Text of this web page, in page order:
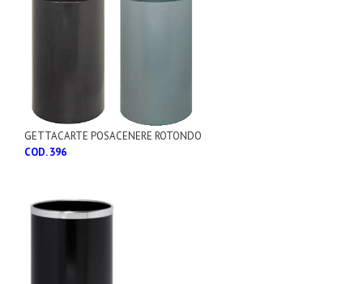
GETTACARTE POSACENERE ROTONDO
COD. 396